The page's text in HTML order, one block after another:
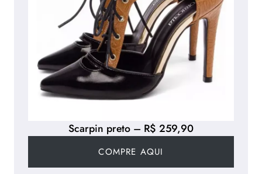
Scarpin preto – R$ 259,90
COMPRE AQUI